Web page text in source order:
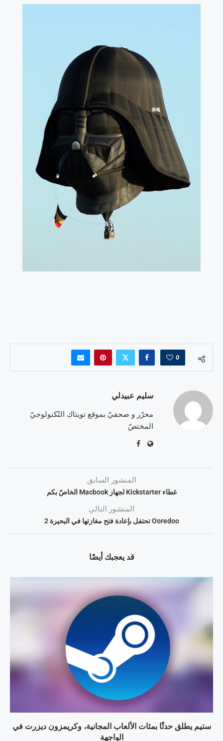
0
سليم عبيدلي
محرّر و صحفيّ بموقع تويتاك التّكنولوجيّ
المختصّ
المنشور السابق
غطاء Kickstarter لجهاز Macbook الخاصّ بكم
المنشور التالي
Ooredoo تحتفل بإعادة فتح مغازتها في البحيرة 2
قد يعجبك أيضًا
ستيم يطلق حدثًا بمئات الألعاب المجانية، وكريمزون ديزرت في
الواجهة